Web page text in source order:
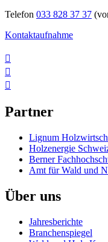
Telefon 033 828 37 37
Kontaktaufnahme



Partner
Lignum
Holzenergie
Berner
Amt für Wald und
Über uns
Jahresberichte
Branchenspiegel